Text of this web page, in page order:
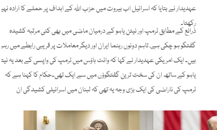
عہدیدار نے بتایا کہ اسرائیل اب بیروت میں حزب اللہ کے اہداف پر حملے کا ارادہ نہیں
رکھتا۔
ذرائع کے مطابق ٹرمپ اور نیتن یاہو کے درمیان ماضی میں بھی کئی مرتبہ کشیدہ
گفتگو ہو چکی ہے، تاہم دونوں رہنما ایران اور دیگر معاملات پر قریبی رابطے میں رہے
ہیں۔ ایک امریکی عہدیدار نے کہا کہ وائٹ ہاؤس میں ٹرمپ کی واپسی کے بعد یہ نیتن
یاہو کے ساتھ ان کی سخت ترین گفتگوؤں میں سے ایک تھی۔حکام کا کہنا ہے کہ
ٹرمپ کی ناراضی کی ایک بڑی وجہ یہ تھی کہ لبنان میں اسرائیلی کشیدگی ان